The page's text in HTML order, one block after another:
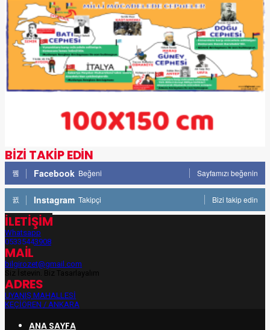
BİZİ TAKİP EDİN
Facebook Beğeni Sayfamızı beğenin
Instagram Takipçi Bizi takip edin
İLETİŞİM
Whatsapp
05335443908
MAİL
bilgirozet@gmail.com
Siz İsteyin, Biz Tasarlayalım
ADRES
UYANIŞ MAHALLESİ
KEÇİÖREN / ANKARA
ANA SAYFA